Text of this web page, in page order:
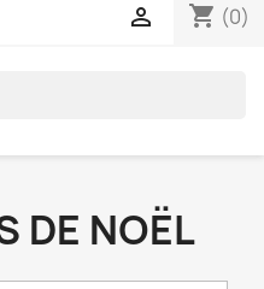
shopping_cart (0)

DE NOËL